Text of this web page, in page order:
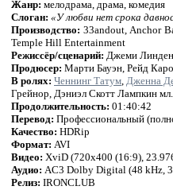
Жанр: мелодрама, драма, комедия
Слоган: «У любви нет срока
Производство: 33andout, Anchor
Temple Hill Entertainment
Режиссёр/сценарий: Джеми Линден
Продюсер: Марти Бауэн, Рейд
В ролях: Ченнинг Татум, Дженна
Грейнор, Дэниэл Скотт Лампкин
Продолжительность: 01:40:42
Перевод: Профессиональный
Качество: HDRip
Формат: AVI
Видео: XviD (720x400 (16:9),
Аудио: AC3 Dolby Digital (48 kHz,
Релиз: IRONCLUB